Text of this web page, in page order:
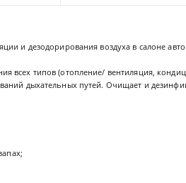
и дезодорирования воздуха в салоне
всех типов (отопление/ вентиляция,
дыхательных путей. Очищает и